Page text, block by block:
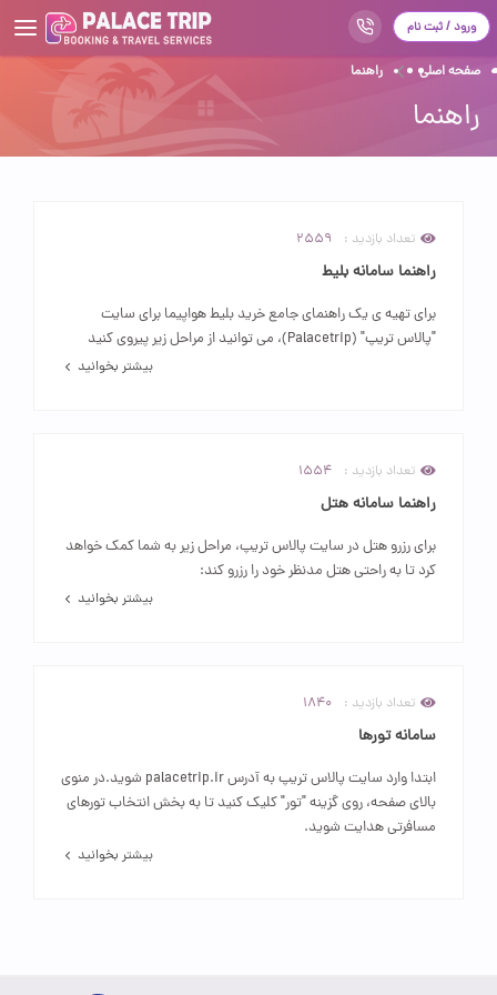
ورود / ثبت نام
صفحه اصلی
سفرنامه
مقالات
ارتباط با ما
صفحه اصلی راهنما
راهنما
تعداد بازدید : 2559
راهنما سامانه بلیط
برای تهیه ی یک راهنمای جامع خرید بلیط هواپیما برای سایت
"پالاس تریپ" (Palacetrip)، می توانید از مراحل زیر پیروی کنید
بیشتر بخوانید
تعداد بازدید : 1554
راهنما سامانه هتل
برای رزرو هتل در سایت پالاس تریپ، مراحل زیر به شما کمک خواهد
کرد تا به راحتی هتل مدنظر خود را رزرو کند:
بیشتر بخوانید
تعداد بازدید : 1840
سامانه تورها
ابتدا وارد سایت پالاس تریپ به آدرس palacetrip.ir شوید.در منوی
بالای صفحه، روی گزینه "تور" کلیک کنید تا به بخش انتخاب تورهای
مسافرتی هدایت شوید.
بیشتر بخوانید